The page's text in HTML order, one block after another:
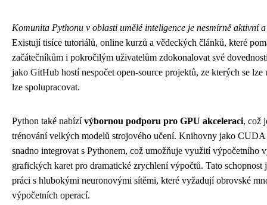
Komunita Pythonu v oblasti umělé inteligence je nesmírně aktivní
Existují tisíce tutoriálů, online kurzů a vědeckých článků, které
začátečníkům i pokročilým uživatelům zdokonalovat své
jako GitHub hostí nespočet open-source projektů, ze kterých se lze
lze spolupracovat.
Python také nabízívýbornou podporu pro GPU akceleraci, což
trénování velkých modelů strojového učení. Knihovny jako
snadno integrovat s Pythonem, což umožňuje využití výpočetního
grafických karet pro dramatické zrychlení výpočtů. Tato schopnost
práci s hlubokými neuronovými sítěmi, které vyžadují obrovské
výpočetních operací.